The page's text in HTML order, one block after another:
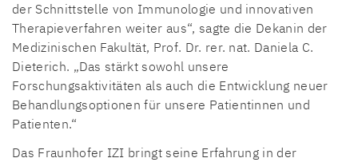
der Schnittstelle von Immunologie und innovativen
Therapieverfahren weiter aus“, sagte die Dekanin der
Medizinischen Fakultät, Prof. Dr. rer. nat. Daniela C.
Dieterich. „Das stärkt sowohl unsere
Forschungsaktivitäten als auch die Entwicklung neuer
Behandlungsoptionen für unsere Patientinnen und
Patienten.“
Das Fraunhofer IZI bringt seine Erfahrung in der